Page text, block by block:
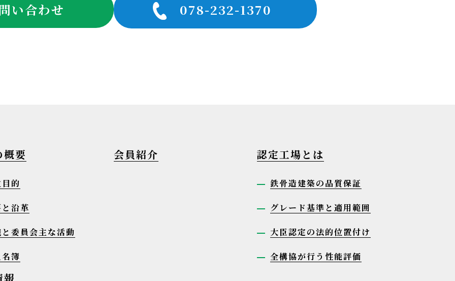
い合わせ 078-232-1370
概要
的
沿革
委員会主な活動
簿
会員紹介 認定工場とは
鉄骨造建築の品質保証
グレード基準と適用範囲
大臣認定の法的位置付け
全構協が行う性能評価
報